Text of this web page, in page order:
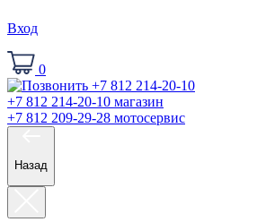
Вход
0
+7 812 214-20-10 магазин
+7 812 209-29-28 мотосервис
Назад